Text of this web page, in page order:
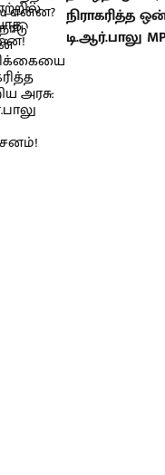
நிராகரித்த
டி.ஆர்.பாலு